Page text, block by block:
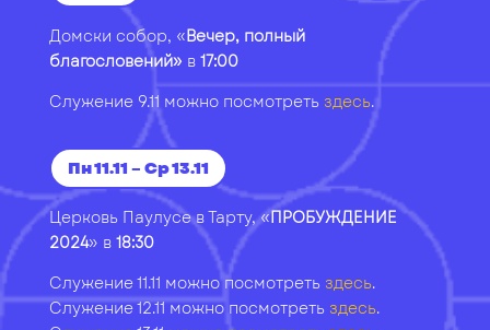
Домски собор, «Вечер, полный
благословений» в 17:00
Служение 9.11 можно посмотреть здесь.
Пн 11.11 – Ср 13.11
Церковь Паулусе в Тарту, «ПРОБУЖДЕНИЕ
2024» в 18:30
Служение 11.11 можно посмотреть здесь.
Служение 12.11 можно посмотреть здесь.